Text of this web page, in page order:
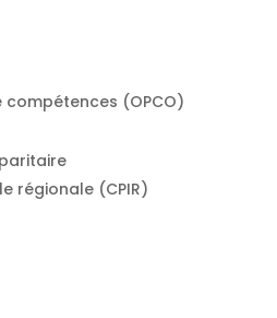
(OPCO)
régionale (CPIR)